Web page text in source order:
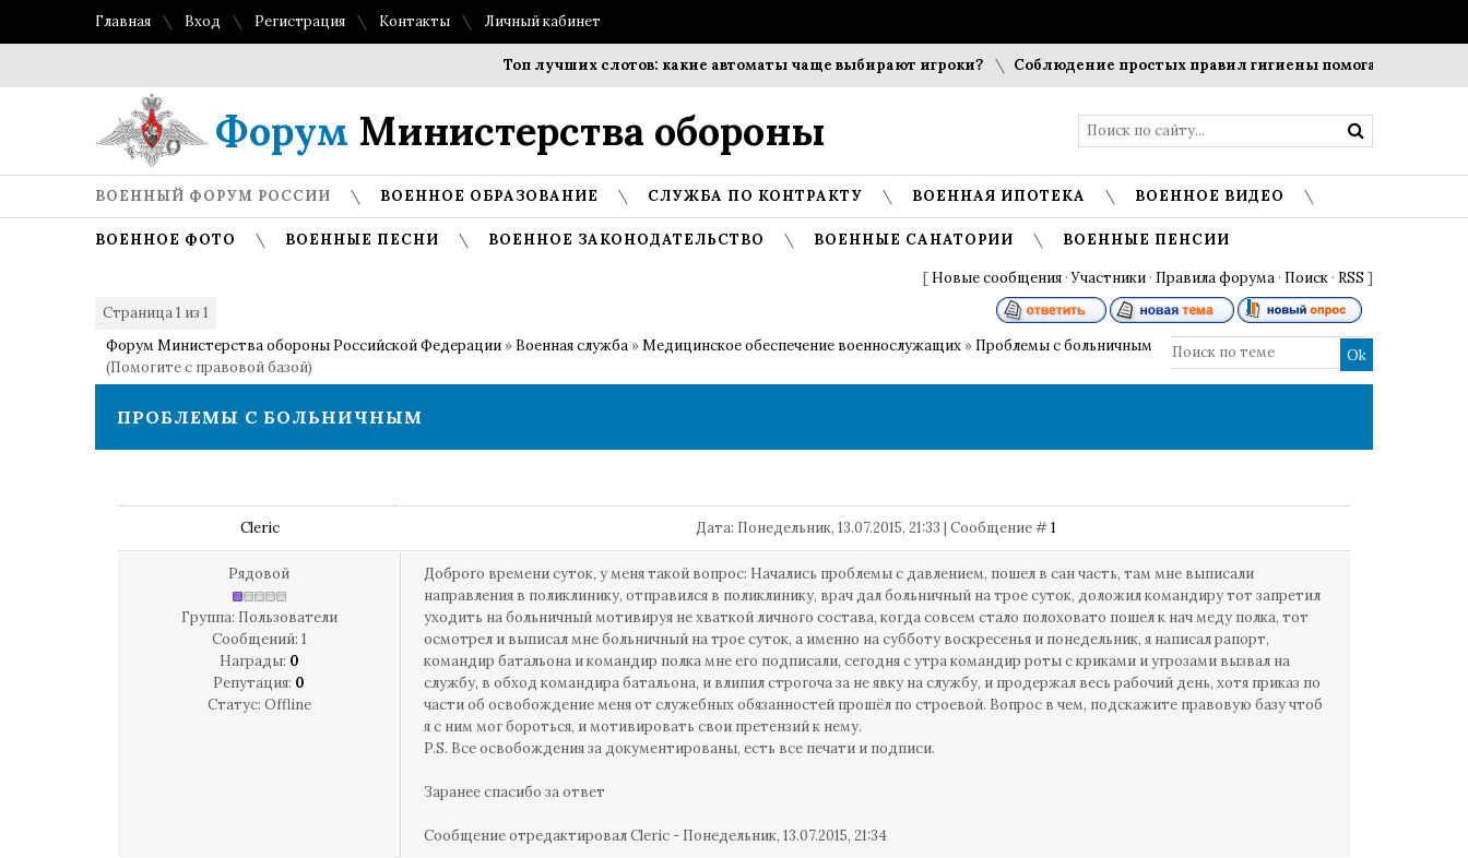
Главная Вход Регистрация Контакты Личный кабинет
Топ лучших слотов: какие автоматы чаще выбирают игроки? Соблюдение простых правил гигиены помогает сохранить
Форум Министерства обороны
ВОЕННЫЙ ФОРУМ РОССИИ ВОЕННОЕ ОБРАЗОВАНИЕ СЛУЖБА ПО КОНТРАКТУ ВОЕННАЯ ИПОТЕКА ВОЕННОЕ ВИДЕО
ВОЕННОЕ ФОТО ВОЕННЫЕ ПЕСНИ ВОЕННОЕ ЗАКОНОДАТЕЛЬСТВО ВОЕННЫЕ САНАТОРИИ ВОЕННЫЕ ПЕНСИИ
[ Новые сообщения ·Участники · Правила форума · Поиск · RSS ]
Страница1 из 1
Форум Министерства обороны Российской Федерации » Военная служба »Медицинское обеспечение военнослужащих » Проблемы с больничным
(Помогите с правовой базой)
ПРОБЛЕМЫ С БОЛЬНИЧНЫМ
Cleric Дата: Понедельник, 13.07.2015, 21:33 | Сообщение #1
Рядовой
Группа: Пользователи
Сообщений: 1
Награды: 0
Репутация: 0
Статус: Offline
Доброго времени суток, у меня такой вопрос: Начались проблемы с давлением, пошел в сан часть, там мне выписали
направления в поликлинику, отправился в поликлинику, врач дал больничный на трое суток, доложил командиру тот запретил
уходить на больничный мотивируя не хваткой личного состава, когда совсем стало полоховато пошел к нач меду полка, тот
осмотрел и выписал мне больничный на трое суток, а именно на субботу воскресенья и понедельник, я написал рапорт,
командир батальона и командир полка мне его подписали, сегодня с утра командир роты с криками и угрозами вызвал на
службу, в обход командира батальона, и влипил строгоча за не явку на службу, и продержал весь рабочий день, хотя приказ по
части об освобождение меня от служебных обязанностей прошёл по строевой. Вопрос в чем, подскажите правовую базу чтоб
я с ним мог бороться, и мотивировать свои претензий к нему.
P.S. Все освобождения за документированы, есть все печати и подписи.
Заранее спасибо за ответ
Сообщение отредактировалCleric - Понедельник, 13.07.2015, 21:34